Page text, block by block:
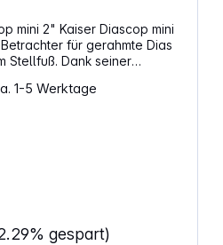
Diascop mini
für gerahmte Dias
Stellfuß. Dank seiner
von 75 x 60 x 105 mm
in jede Tasche.
1-5 Werktage
gespart)